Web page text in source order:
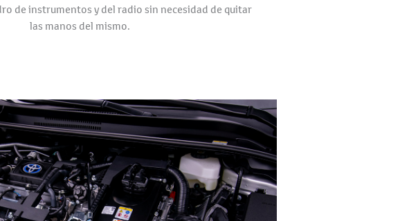
de instrumentos y del radio sin necesidad de quitar
las manos del mismo.